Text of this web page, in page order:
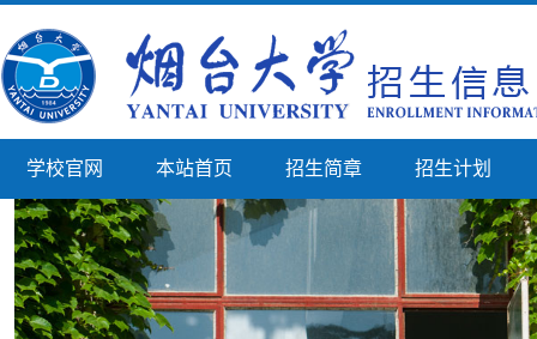
学校官网 本站首页 招生简章 招生计划